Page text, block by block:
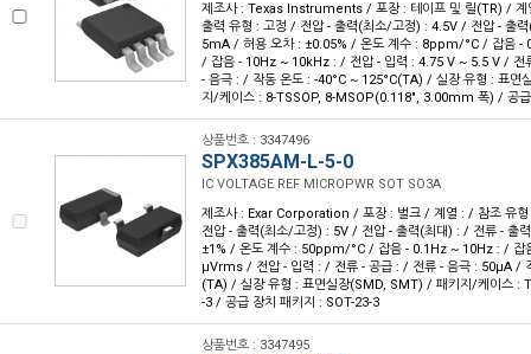
제조사 : Texas Instruments / 포장 : 테이프 및 릴(TR) / 계
출력 유형 : 고정 / 전압 - 출력(최소/고정) : 4.5V / 전압 - 출
5mA / 허용 오차 : ±0.05% / 온도 계수 : 8ppm/°C / 잡음
/ 잡음 - 10Hz ~ 10kHz : / 전압 - 입력 : 4.75 V ~ 5.5 V / 전
- 음극 : / 작동 온도 : -40°C ~ 125°C(TA) / 실장 유형 : 표면
지/케이스 : 8-TSSOP, 8-MSOP(0.118", 3.00mm 폭) / 공
상품번호 : 3347496
SPX385AM-L-5-0
IC VOLTAGE REF MICROPWR SOT SO3A
제조사 : Exar Corporation / 포장 : 벌크 / 계열 : / 참조 유
전압 - 출력(최소/고정) : 5V / 전압 - 출력(최대) : / 전류 - 출
±1% / 온도 계수 : 50ppm/°C / 잡음 - 0.1Hz ~ 10Hz : / 잡
µVrms / 전압 - 입력 : / 전류 - 공급 : / 전류 - 음극 : 50µA /
(TA) / 실장 유형 : 표면실장(SMD, SMT) / 패키지/케이스 :
-3 / 공급 장치 패키지 : SOT-23-3
상품번호 : 3347495